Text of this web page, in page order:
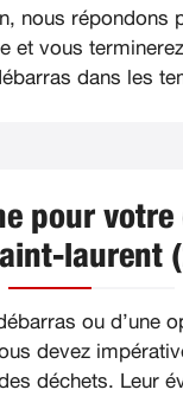
nous répondons
et vous
dans les
pour
laurent
ou d’une
devez
déchets. Leur